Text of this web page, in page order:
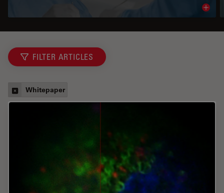
FILTER ARTICLES
Whitepaper